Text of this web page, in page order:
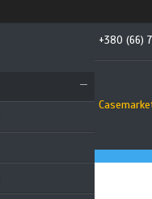
+380 (66)